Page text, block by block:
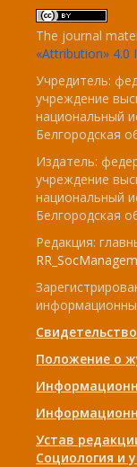
The journal
«Attribution» 4.0
Учредитель:
учреждение
национальный
Белгородская
Издатель:
учреждение
национальный
Белгородская
Редакция:
Положение о
Устав
Социология и